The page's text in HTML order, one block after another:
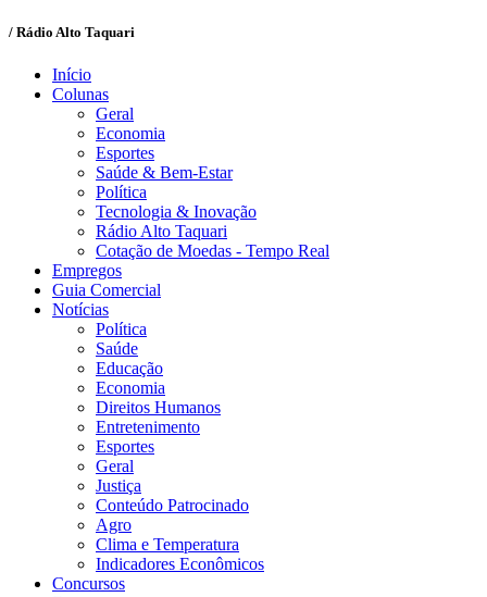
/ Rádio Alto Taquari
Início
Colunas
Geral
Economia
Esportes
Saúde & Bem-Estar
Política
Tecnologia & Inovação
Rádio Alto Taquari
Cotação de Moedas - Tempo Real
Empregos
Guia Comercial
Notícias
Política
Saúde
Educação
Economia
Direitos Humanos
Entretenimento
Esportes
Geral
Justiça
Conteúdo Patrocinado
Agro
Clima e Temperatura
Indicadores Econômicos
Concursos